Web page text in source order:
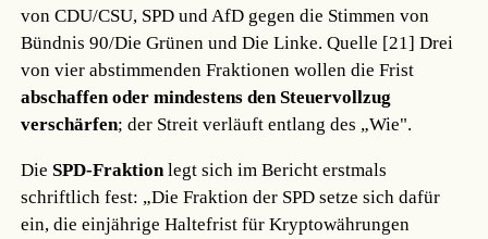
von CDU/CSU, SPD und AfD gegen die Stimmen von
Bündnis 90/Die Grünen und Die Linke.Quelle [21] Drei
von vier abstimmenden Fraktionen wollen die Frist
abschaffen oder mindestens den Steuervollzug
verschärfen; der Streit verläuft entlang des „Wie".
DieSPD-Fraktion legt sich im Bericht erstmals
schriftlich fest: „Die Fraktion der SPD setze sich dafür
ein, die einjährige Haltefrist für Kryptowährungen